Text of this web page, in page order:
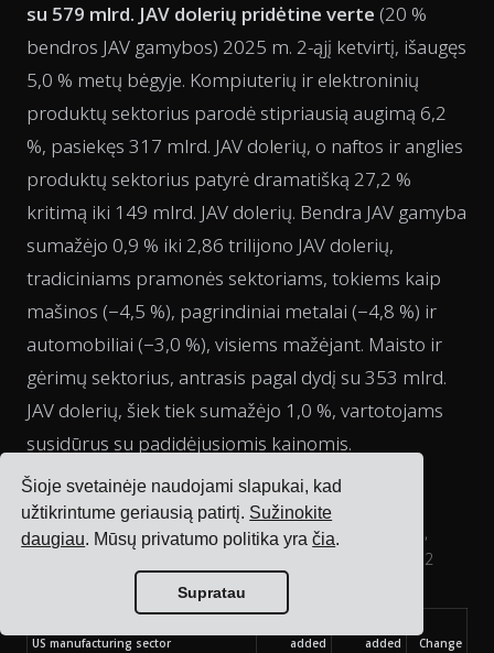
Šioje svetainėje naudojami slapukai, kad
užtikrintume geriausią patirtį. Sužinokite
daugiau. Mūsų privatumo politika yračia.
Supratau
su 579 mlrd. JAV dolerių pridėtine verte (20 %
bendros JAV gamybos) 2025 m. 2-ąjį ketvirtį, išaugęs
5,0 % metų bėgyje. Kompiuterių ir elektroninių
produktų sektorius parodė stipriausią augimą 6,2
%, pasiekęs 317 mlrd. JAV dolerių, o naftos ir anglies
produktų sektorius patyrė dramatišką 27,2 %
kritimą iki 149 mlrd. JAV dolerių. Bendra JAV gamyba
sumažėjo 0,9 % iki 2,86 trilijono JAV dolerių,
tradiciniams pramonės sektoriams, tokiems kaip
mašinos (−4,5 %), pagrindiniai metalai (−4,8 %) ir
automobiliai (−3,0 %), visiems mažėjant. Maisto ir
gėrimų sektorius, antrasis pagal dydį su 353 mlrd.
JAV dolerių, šiek tiek sumažėjo 1,0 %, vartotojams
susidūrus su padidėjusiomis kainomis.
Value added by manufacturing sector in the US ($ billions,
annualized). last 4 quarters Q2 2024 vs last 4 quarters Q2
US manufacturing sector
added
added
Change